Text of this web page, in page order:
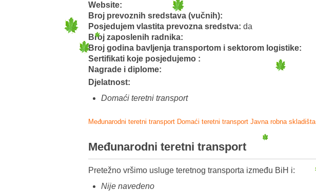
Website:
Broj prevoznih sredstava (vučnih):
Posjedujem vlastita prevozna sredstva: da
Broj zaposlenih radnika:
Broj godina bavljenja transportom i sektorom logistike:
Sertifikati koje posjedujemo :
Nagrade i diplome:
Djelatnost:
Domaći teretni transport
Međunarodni teretni transport Domaći teretni transport Javna robna skladišta
Međunarodni teretni transport
Pretežno vršimo usluge teretnog transporta između BiH i:
Nije navedeno